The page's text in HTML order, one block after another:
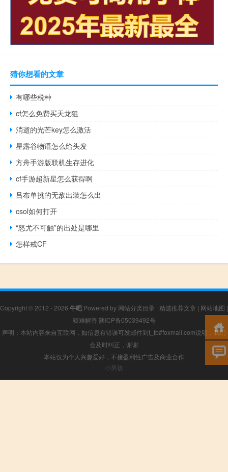
猜你想看的文章
有哪些税种
cf怎么免费买天龙狙
消逝的光芒key怎么激活
星露谷物语怎么给头发
方舟手游版联机生存进化
cf手游超新星怎么获得啊
吕布单挑的无敌出装怎么出
csol如何打开
“怒尤不可触”的出处是哪里
怎样戒CF
Copyright © 2012 - 2026 牛吧 Powered by 网站分类目录 | 精选推荐文章 | 网站地图 |
疑难解答 陕ICP备05039492号
声明：本站内容来自互联网，如信息有错误可发邮件到f_fb#foxmail.com说明，我们
会及时纠正，谢谢
本站仅为个人兴趣爱好，不接盈利性广告及商业合作
小男孩